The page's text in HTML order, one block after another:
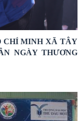
CHÍ MINH XÃ TÂY
NGÀY THƯƠNG